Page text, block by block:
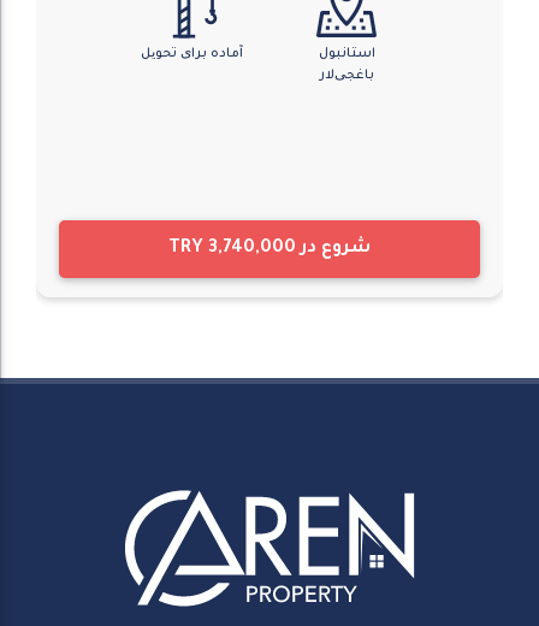
استانبول
باغجی‌لار
آماده برای تحویل
شروع در TRY 3,740,000